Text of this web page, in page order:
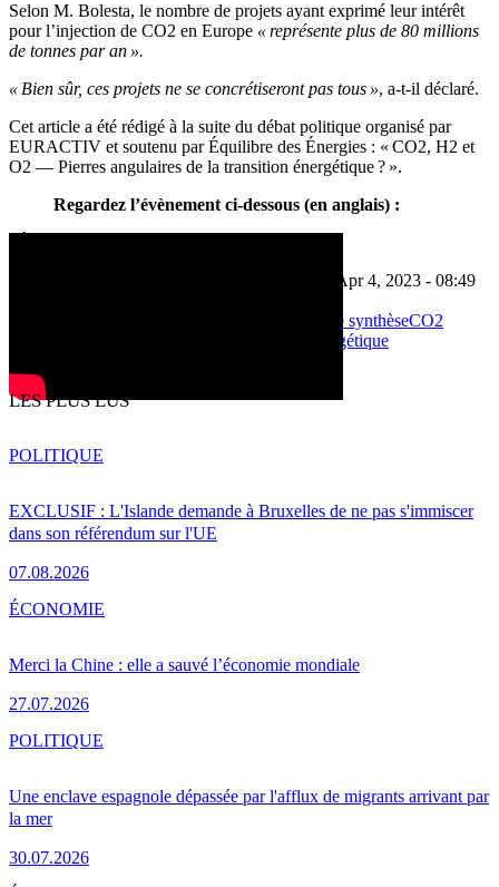
Selon M. Bolesta, le nombre de projets ayant exprimé leur intérêt
pour l’injection de CO2 en Europe « représente plus de 80 millions
de tonnes par an ».
« Bien sûr, ces projets ne se concrétiseront pas tous », a-t-il déclaré.
Cet article a été rédigé à la suite du débat politique organisé par
EURACTIV et soutenu par Équilibre des Énergies : « CO2, H2 et
O2 — Pierres angulaires de la transition énergétique ? ».
Regardez l’évènement ci-dessous (en anglais) :
Dernière mise à jour: Apr 4, 2023 - 08:49
carburants de synthèseCO2
transition énergétique
LES PLUS LUS
EXCLUSIF : L'Islande demande à Bruxelles de ne pas s'immiscer
dans son référendum sur l'UE
07.08.2026
POLITIQUE
Merci la Chine : elle a sauvé l’économie mondiale
27.07.2026
ÉCONOMIE
Une enclave espagnole dépassée par l'afflux de migrants arrivant par
la mer
30.07.2026
POLITIQUE